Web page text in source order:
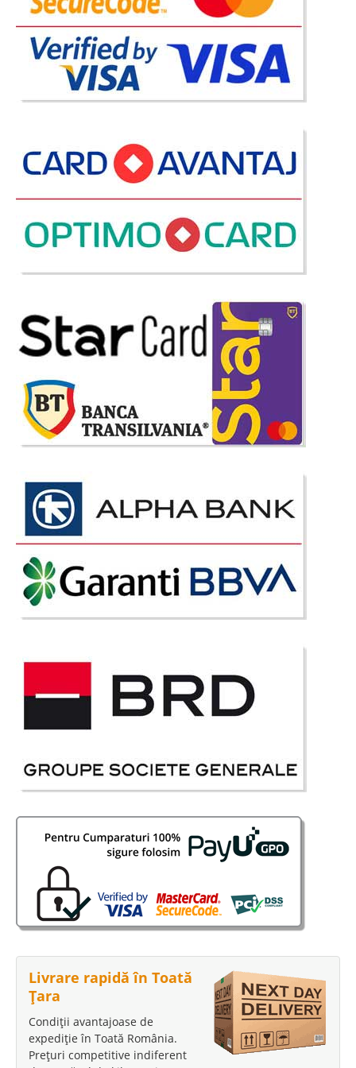
Livrare rapidă în Toată
Țara
Condiții avantajoase de
expediție în Toată România.
Prețuri competitive indiferent